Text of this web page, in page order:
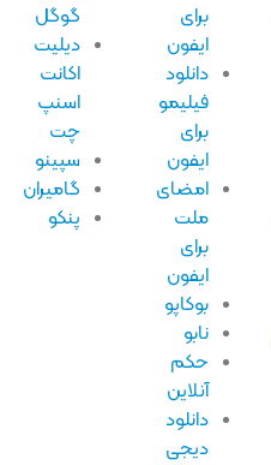
ایفون
دانلود
فیلیمو
ایفون
امضای
ایفون
بوکاپو
نابو
حکم
آنلاین
دانلود
دیجی
گوگل
دیلیت
اکانت
اسنپ
سپینو
گامیران
پنکو